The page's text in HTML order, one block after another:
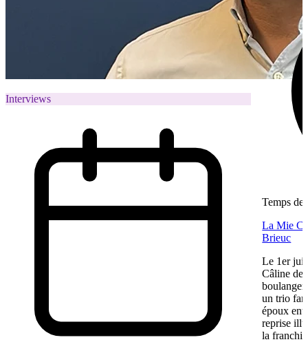
Interviews
Temps de
La Mie
Brieuc
Le 1er
Câline de
un trio
époux
reprise
la